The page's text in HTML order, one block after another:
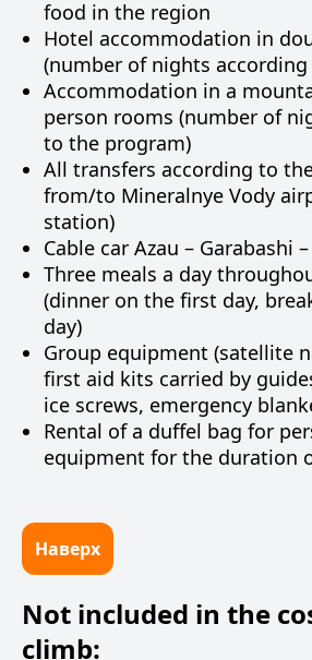
food in the region
Hotel accommodation in
(number of nights
Accommodation in a
person rooms (number of
to the program)
All transfers according to
from/to Mineralnye Vody
station)
Cable car Azau – Garabashi
Three meals a day
(dinner on the first day,
day)
Group equipment (satellite
first aid kits carried by
ice screws, emergency
Rental of a duffel bag for
equipment for the duration
Наверх
Not included in the
climb: